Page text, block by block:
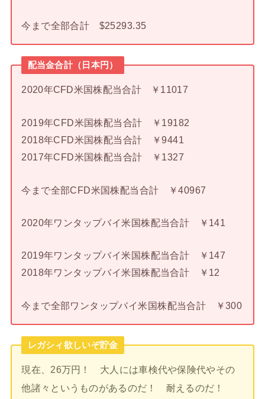
今まで全部合計 $25293.35
配当金合計（日本円）
2020年CFD米国株配当合計 ￥11017
2019年CFD米国株配当合計 ￥19182
2018年CFD米国株配当合計 ￥9441
2017年CFD米国株配当合計 ￥1327
今まで全部CFD米国株配当合計 ￥40967
2020年ワンタップバイ米国株配当合計 ￥141
2019年ワンタップバイ米国株配当合計 ￥147
2018年ワンタップバイ米国株配当合計 ￥12
今まで全部ワンタップバイ米国株配当合計 ￥300
レガシィ欲しいぞ貯金
現在、26万円！ 大人には車検代や保険代やその
他諸々というものがあるのだ！ 耐えるのだ！